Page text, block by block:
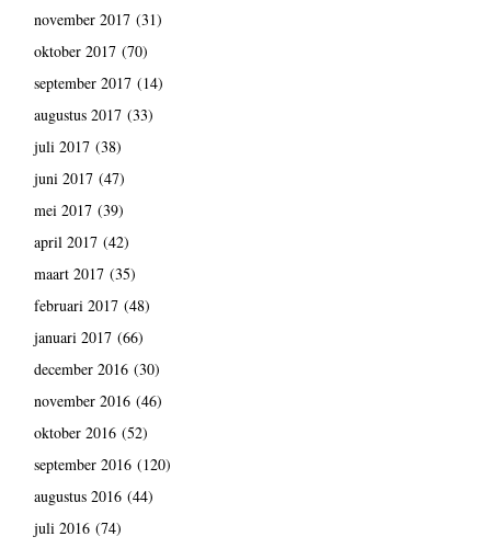
november 2017(31)
oktober 2017(70)
september 2017(14)
augustus 2017(33)
juli 2017(38)
juni 2017(47)
mei 2017(39)
april 2017(42)
maart 2017(35)
februari 2017(48)
januari 2017(66)
december 2016(30)
november 2016(46)
oktober 2016(52)
september 2016(120)
augustus 2016(44)
juli 2016(74)